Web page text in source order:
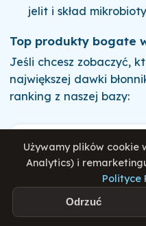
jelit i skład
Top produkty bogate
Jeśli chcesz zobaczyć,
największej dawki
ranking z naszej bazy:
RANKING
Błonnik (na 100 g)
Otręby
2
Używamy plików cookie
Analytics) i
Polityce
Odrzuć